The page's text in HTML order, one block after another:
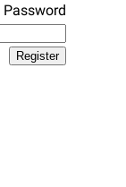
Register